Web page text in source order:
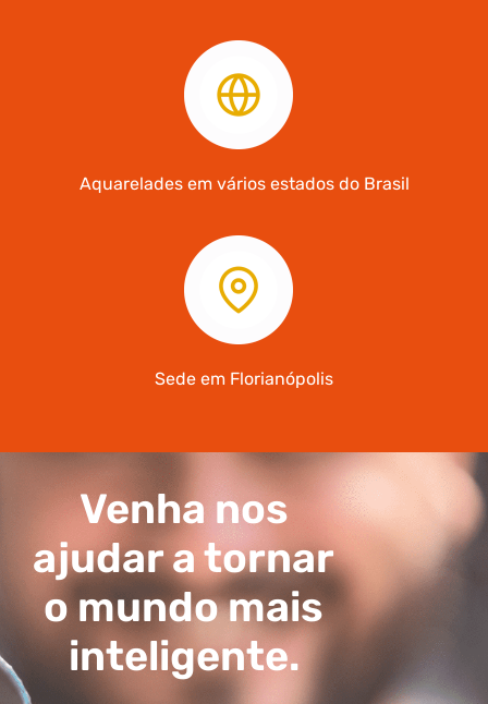
Aquarelades em vários estados do Brasil
Sede em Florianópolis
Venha nos
ajudar a tornar
o mundo mais
inteligente.